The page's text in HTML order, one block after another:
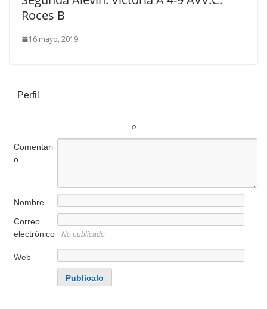
Roces B
16 mayo, 2019
Perfil
o
Comentari
o
Nombre
Correo
electrónico
No publicado
Web